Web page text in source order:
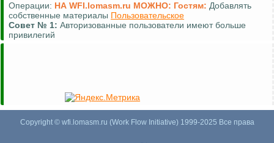
Операции: НА WFI.lomasm.ru МОЖНО: Гостям: Добавлять
собственные материалы Пользовательское
Совет № 1: Авторизованные пользователи имеют больше
привилегий
Copyright © wfi.lomasm.ru (Work Flow Initiative) 1999-2025 Все права